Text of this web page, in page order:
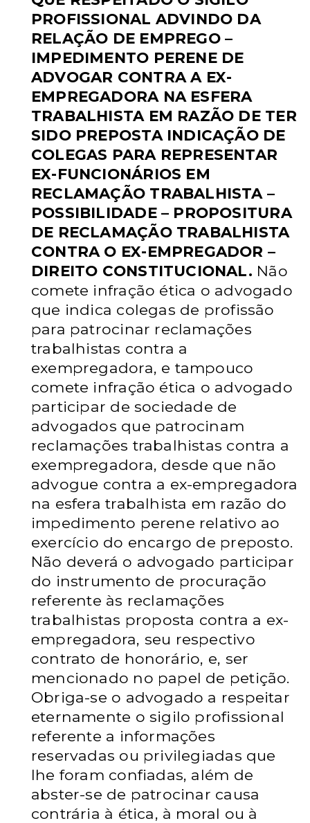
PROFISSIONAL ADVINDO DA
RELAÇÃO DE EMPREGO –
IMPEDIMENTO PERENE DE
ADVOGAR CONTRA A EX-
EMPREGADORA NA ESFERA
TRABALHISTA EM RAZÃO DE TER
SIDO PREPOSTA INDICAÇÃO DE
COLEGAS PARA REPRESENTAR
EX-FUNCIONÁRIOS EM
RECLAMAÇÃO TRABALHISTA –
POSSIBILIDADE – PROPOSITURA
DE RECLAMAÇÃO TRABALHISTA
CONTRA O EX-EMPREGADOR –
DIREITO CONSTITUCIONAL. Não
comete infração ética o advogado
que indica colegas de profissão
para patrocinar reclamações
trabalhistas contra a
exempregadora, e tampouco
comete infração ética o advogado
participar de sociedade de
advogados que patrocinam
reclamações trabalhistas contra a
exempregadora, desde que não
advogue contra a ex-empregadora
na esferatrabalhista em razão do
impedimento perene relativo ao
exercício do encargo de preposto.
Não deverá o advogado participar
do instrumento de procuração
referente às reclamações
trabalhistas proposta contra a ex-
empregadora, seu respectivo
contrato de honorário, e, ser
mencionado no papel de petição.
Obriga-se o advogado a respeitar
eternamente o sigilo profissional
referente a informações
reservadas ou privilegiadas que
lhe foram confiadas, além de
abster-se de patrocinar causa
contrária à ética, à moral ou à